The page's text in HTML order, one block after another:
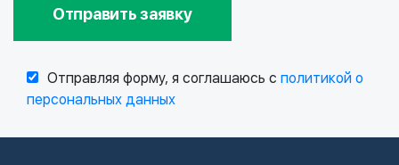
Отправить заявку
Отправляя форму, я соглашаюсь с политикой о
персональных данных